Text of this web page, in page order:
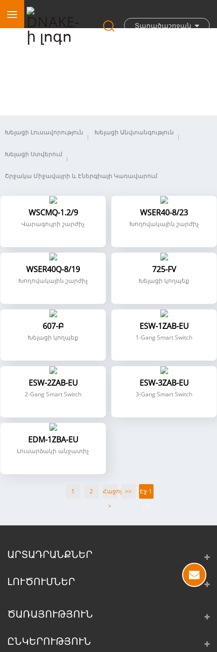
Տարածաշրջան
Խելացի Լուսավորություն Խելացի Անվտանգություն
Խելացի Ստվերում
Շրջակա Միջավայրի ԵՒ Էներգիայի Կառավարում
WSCMQ-1.2/9
Վարագույրի շարժիչ
WSER40-8/23
Խողովակային շարժիչ
WSER40Q-8/19
Խողովակային շարժիչ
725-FV
Խելացի կողպեք
607-Բ
Խելացի կողպեք
ESW-1ZAB-EU
1-Gang Smart Switch
ESW-2ZAB-EU
2-Gang Smart Switch
ESW-3ZAB-EU
3-Gang Smart Switch
EDM-1ZBA-EU
Լուսարձակի անջատիչ
1 2
Հաջորդը
>
>>
Էջ 1
ԱՐՏԱԴՐԱՆՔՆԵՐ
ԼՈՒԾՈՒՄՆԵՐ
ԾԱՌԱՅՈՒԹՅՈՒՆ
ԸՆԿԵՐՈՒԹՅՈՒՆ